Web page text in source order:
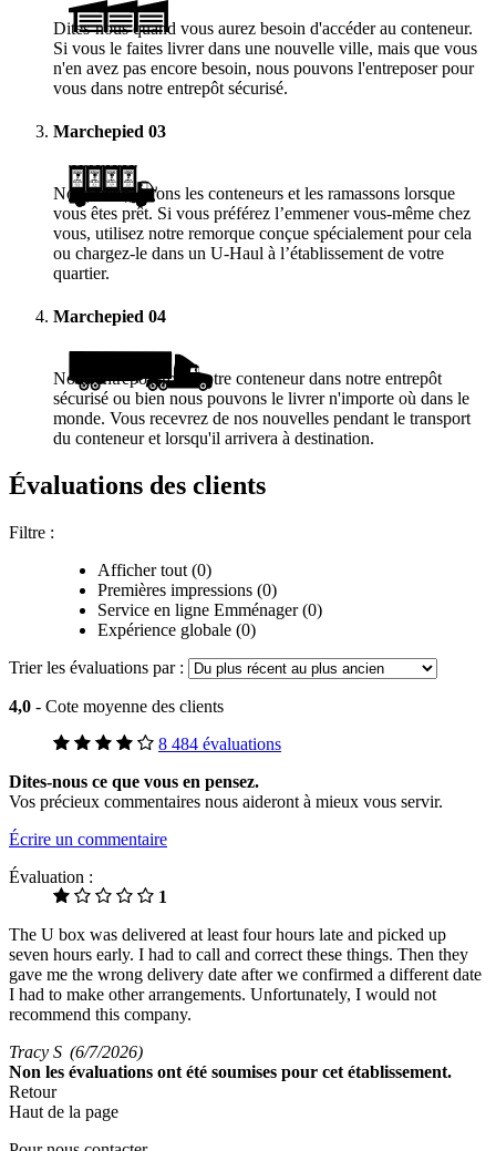
Dites-nous quand vous aurez besoin d'accéder au conteneur.
Si vous le faites livrer dans une nouvelle ville, mais que vous
n'en avez pas encore besoin, nous pouvons l'entreposer pour
vous dans notre entrepôt sécurisé.
Marchepied 03
Nous vous livrons les conteneurs et les ramassons lorsque
vous êtes prêt. Si vous préférez l’emmener vous-même chez
vous, utilisez notre remorque conçue spécialement pour cela
ou chargez-le dans un U-Haul à l’établissement de votre
quartier.
Marchepied 04
Nous entreposerons votre conteneur dans notre entrepôt
sécurisé ou bien nous pouvons le livrer n'importe où dans le
monde. Vous recevrez de nos nouvelles pendant le transport
du conteneur et lorsqu'il arrivera à destination.
Évaluations des clients
Filtre :
Afficher tout (0)
Premières impressions (0)
Service en ligne Emménager (0)
Expérience globale (0)
Trier les évaluations par :
4,0 - Cote moyenne des clients
8 484 évaluations
Dites-nous ce que vous en pensez.
Vos précieux commentaires nous aideront à mieux vous servir.
Écrire un commentaire
Évaluation :
1
The U box was delivered at least four hours late and picked up
seven hours early. I had to call and correct these things. Then they
gave me the wrong delivery date after we confirmed a different date
I had to make other arrangements. Unfortunately, I would not
recommend this company.
Tracy S (6/7/2026)
Non les évaluations ont été soumises pour cet établissement.
Retour
Haut de la page